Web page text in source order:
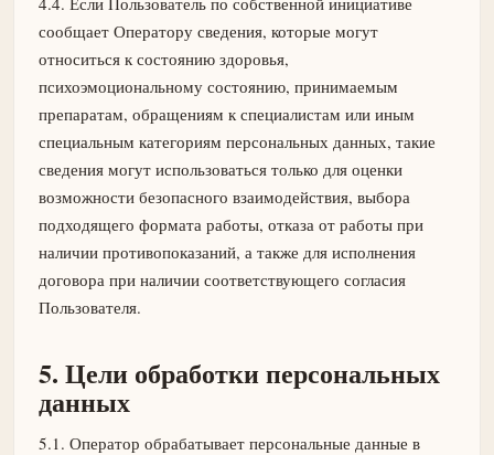
сообщает Оператору сведения, которые могут
относиться к состоянию здоровья,
психоэмоциональному состоянию, принимаемым
препаратам, обращениям к специалистам или иным
специальным категориям персональных данных, такие
сведения могут использоваться только для оценки
возможности безопасного взаимодействия, выбора
подходящего формата работы, отказа от работы при
наличии противопоказаний, а также для исполнения
договора при наличии соответствующего согласия
Пользователя.
5. Цели обработки персональных
данных
5.1. Оператор обрабатывает персональные данные в